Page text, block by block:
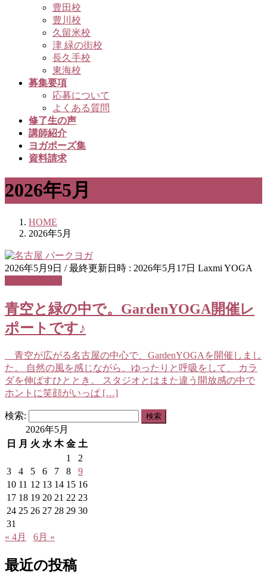
豊田校
豊川校
久留米校
津 緑の街校
長久手校
東海校
募集要項
応募について
よくある質問
修了生の声
講師紹介
ヨガポーズ集
資料請求
2026年5月
HOME
2026年5月
2026年5月9日 / 最終更新日時 : 2026年5月17日 Laxmi YOGA
青空と緑の中で。GardenYOGA開催レ
ポートです♪
青空が広がる名古屋の中心で、GardenYOGAを開催しまし
た。 自然の風を感じながら、ゆったりと呼吸をして、 カラ
ダを伸ばすひととき。 スタジオとはまた違う開放感の中で
ホントに笑顔がいっぱ […]
検索:
2026年5月
日
月 火 水 木 金 土
1
2
3
4 5 6 7 8
9
10 11 12 13 14 15 16
17 18 19 20 21 22 23
24 25 26 27 28 29 30
31
« 4月
6月 »
最近の投稿